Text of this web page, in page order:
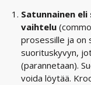
Satunnainen
vaihtelu
prosessille ja on
suorituskyvyn,
(parannetaan).
voida löytää.